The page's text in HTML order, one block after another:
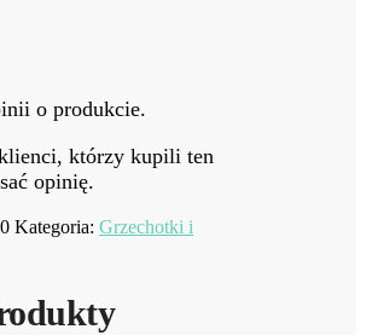
o produkcie.
którzy kupili ten
opinię.
Kategoria: Grzechotki i